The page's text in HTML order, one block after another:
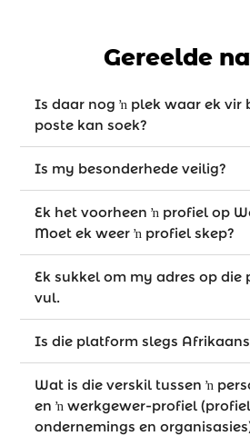
Gereelde
Is daar nog ŉ plek waar ek vir
poste kan soek?
Is my besonderhede veilig?
Ek het voorheen ŉ profiel op
Moet ek weer ŉ profiel skep?
Ek sukkel om my adres op
vul.
Is die platform slegs
Wat is die verskil tussen ŉ
en ŉ werkgewer-profiel
ondernemings en